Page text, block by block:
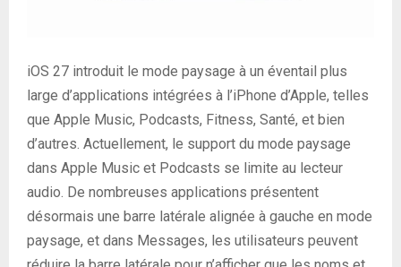
iOS 27 introduit le mode paysage à un éventail plus
large d’applications intégrées à l’iPhone d’Apple, telles
que Apple Music, Podcasts, Fitness, Santé, et bien
d’autres. Actuellement, le support du mode paysage
dans Apple Music et Podcasts se limite au lecteur
audio. De nombreuses applications présentent
désormais une barre latérale alignée à gauche en mode
paysage, et dans Messages, les utilisateurs peuvent